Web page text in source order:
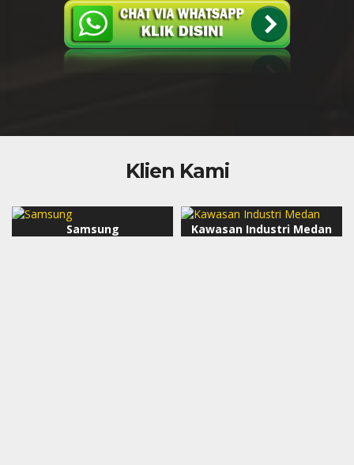
Klien Kami
Samsung Kawasan Industri Medan